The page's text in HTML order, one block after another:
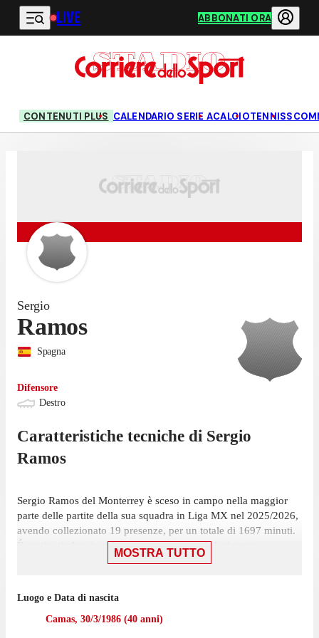
Vai al contenuto principale
LIVE ABBONATI ORA
CONTENUTI PLUS CALENDARIO SERIE ACALCIOTENNIS
Sergio
Ramos
Spagna
Difensore
Destro
Caratteristiche tecniche di Sergio
Ramos
Sergio Ramos del Monterrey è sceso in campo nella maggior
parte delle partite della sua squadra in Liga MX nel 2025/2026,
avendo collezionato 19 presenze, per un totale di 1697 minuti.
É partito titolare in tutte le 19 presenze, su 21 giornate.
quella gara ha segnato nonostante la sconfitta per 3-2. In totale
il difensore ha realizzato 3 reti nel 2025/2026. Ha ricevuto 8
MOSTRA TUTTO
Luogo e Data di nascita
Camas, 30/3/1986 (40 anni)